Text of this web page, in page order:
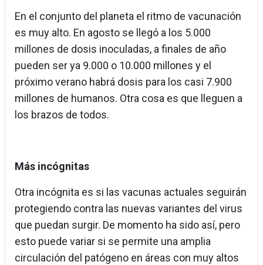
En el conjunto del planeta el ritmo de vacunación
es muy alto. En agosto se llegó a los 5.000
millones de dosis inoculadas, a finales de año
pueden ser ya 9.000 o 10.000 millones y el
próximo verano habrá dosis para los casi 7.900
millones de humanos. Otra cosa es que lleguen a
los brazos de todos.
Más incógnitas
Otra incógnita es si las vacunas actuales seguirán
protegiendo contra las nuevas variantes del virus
que puedan surgir. De momento ha sido así, pero
esto puede variar si se permite una amplia
circulación del patógeno en áreas con muy altos